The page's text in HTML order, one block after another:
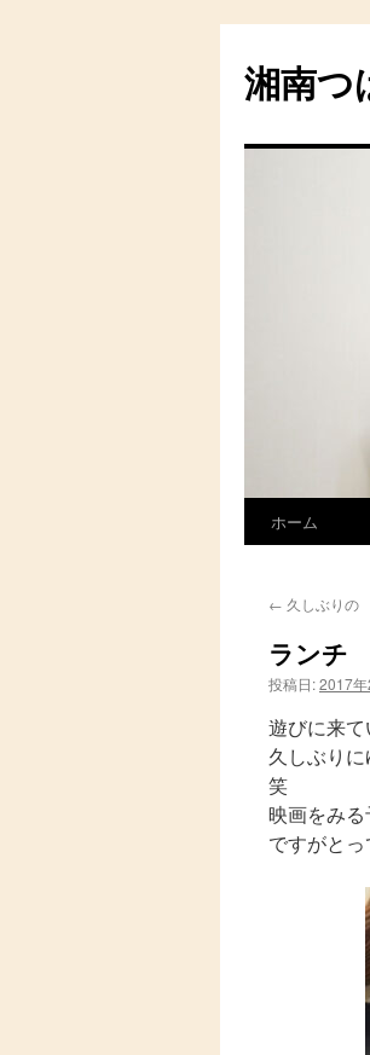
湘南つ
ホーム
← 久しぶりの
ランチ
投稿日:2017
遊びに来て
久しぶり
笑
映画をみ
ですがとっ